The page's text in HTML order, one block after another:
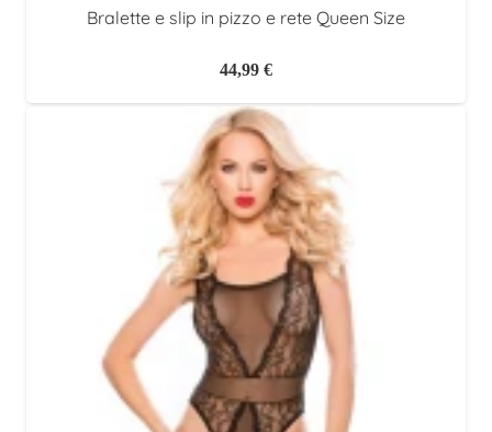
Bralette e slip in pizzo e rete Queen Size
44,99 €